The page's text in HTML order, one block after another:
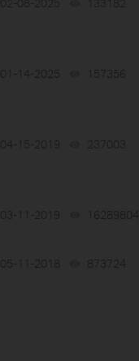
01-14-2025 157356
04-15-2019 237003
03-11-2019 16289804
05-11-2018 873724